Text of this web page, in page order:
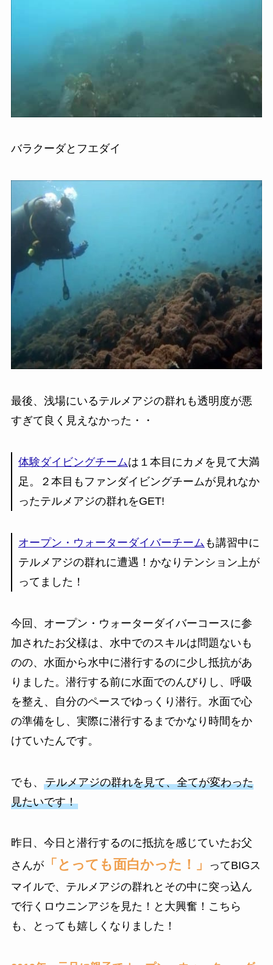
バラクーダとフエダイ
最後、浅場にいるテルメアジの群れも透明度が悪
すぎて良く見えなかった・・
体験ダイビングチームは１本目にカメを見て大満
足。２本目もファンダイビングチームが見れなか
ったテルメアジの群れをGET!
オープン・ウォーターダイバーチーム も講習中に
テルメアジの群れに遭遇！かなりテンション上が
ってました！
今回、オープン・ウォーターダイバーコースに参
加されたお父様は、水中でのスキルは問題ないも
のの、水面から水中に潜行するのに少し抵抗があ
りました。潜行する前に水面でのんびりし、呼吸
を整え、自分のペースでゆっくり潜行。水面で心
の準備をし、実際に潜行するまでかなり時間をか
けていたんです。
でも、 テルメアジの群れを見て、全てが変わった
見たいです！
昨日、今日と潜行するのに抵抗を感じていたお父
さんが「とっても面白かった！」
ってBIGス
マイルで、テルメアジの群れとその中に突っ込ん
で行くロウニンアジを見た！と大興奮！こちら
も、とっても嬉しくなりました！